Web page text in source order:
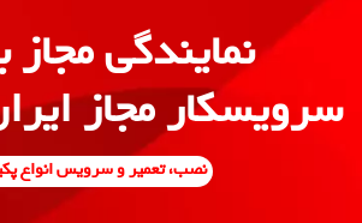
نمایندگی مجاز
سرویسکار مجاز
نصب، تعمیر و سرویس انواع